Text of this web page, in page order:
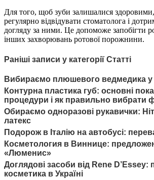
Для того, щоб зуби залишалися
регулярно відвідувати стоматолога і
догляду за ними. Це допоможе запобігти
інших захворювань ротової порожнини.
Раніші записи у категорії Статті
Вибираємо плюшевого ведмедика у
Контурна пластика губ: основні
процедури і як правильно вибрати
Обираємо одноразові рукавички:
латекс
Подорож в Італію на автобусі:
Косметология в Виннице:
«Люменис»
Доглядові засоби від Rene D’Essey:
косметика в Україні